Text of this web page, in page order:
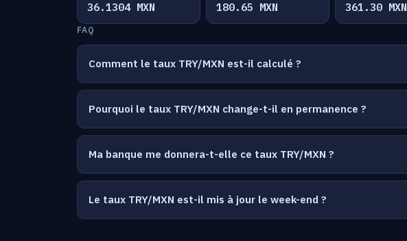
36.1304 MXN 180.65 MXN 361.30 MXN
FAQ
Comment le taux TRY/MXN est-il calculé ?
Pourquoi le taux TRY/MXN change-t-il en permanence ?
Ma banque me donnera-t-elle ce taux TRY/MXN ?
Le taux TRY/MXN est-il mis à jour le week-end ?